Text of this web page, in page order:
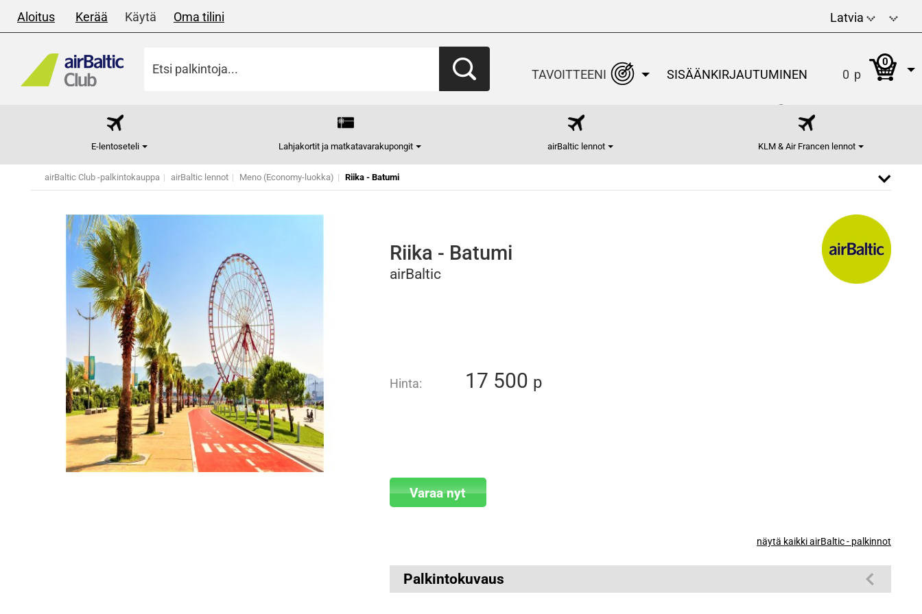
Aloitus Kerää Käytä Oma tilini Latvia
0 p
0
SISÄÄNKIRJAUTUMINEN
TAVOITTEENI
E-lentoseteli Lahjakortit ja matkatavarakupongit airBaltic lennot KLM & Air Francen lennot
airBaltic Club -palkintokauppa airBaltic lennot Meno (Economy-luokka) Riika - Batumi
Riika - Batumi
airBaltic
Hinta: 17 500 p
Varaa nyt
näytä kaikki airBaltic - palkinnot
Palkintokuvaus